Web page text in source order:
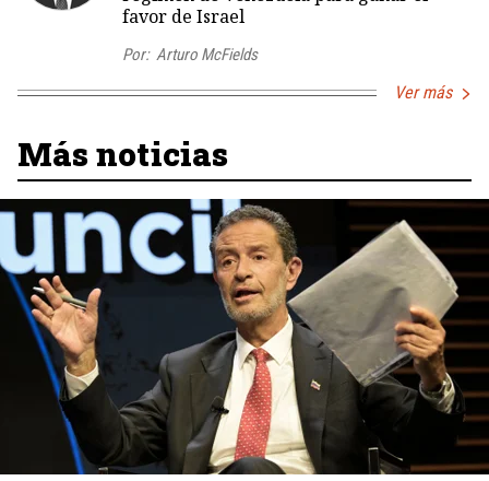
favor de Israel
Por: Arturo McFields
Ver más
Más noticias